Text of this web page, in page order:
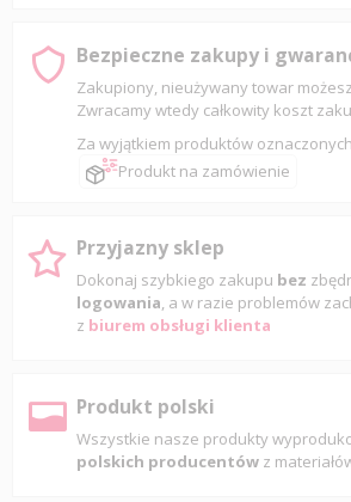
Bezpieczne zakupy i
Zakupiony, nieużywany towar
Zwracamy wtedy całkowity koszt
Za wyjątkiem produktów
Produkt na zamówienie
Przyjazny sklep
Dokonaj szybkiego zakupu bez
logowania, a w razie problemów
z biurem obsługi klienta
Produkt polski
Wszystkie nasze produkty
polskich producentów z